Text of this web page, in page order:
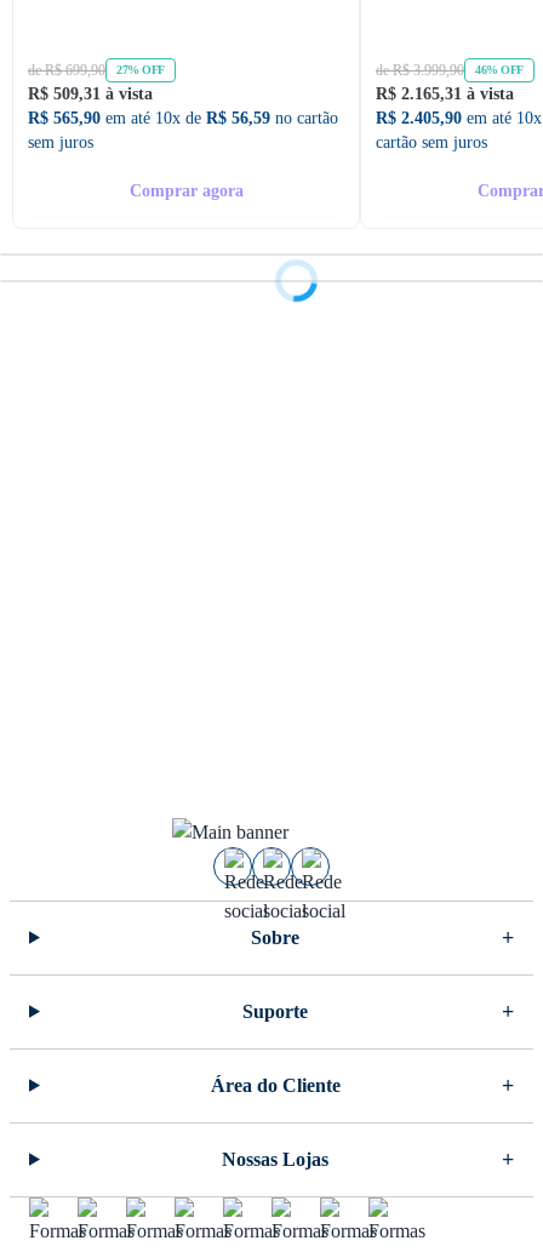
de R$ 699,90 27% OFF
R$ 509,31 à vista
R$ 565,90 em até 10x de R$ 56,59 no cartão
sem juros
Comprar agora
de R$ 3.999,90 46% OFF
R$ 2.165,31 à vista
R$ 2.405,90 em até
cartão sem juros
Sobre
Suporte
Área do Cliente
Nossas Lojas